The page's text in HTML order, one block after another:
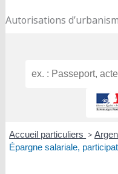
Autorisations
Accueil particuliers >
Épargne salariale,